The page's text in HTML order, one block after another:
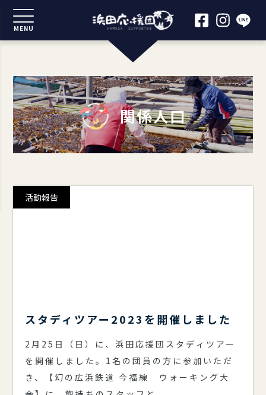
MENU
関係人口
活動報告
スタディツアー2023を開催しました
2月25日（日）に、浜田応援団スタディツアー
を開催しました。1名の団員の方に参加いただ
き、【幻の広浜鉄道 今福線 ウォーキング大